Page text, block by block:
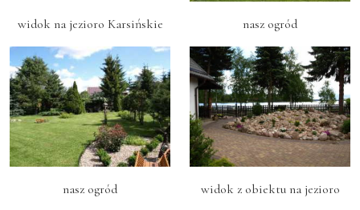
widok na jezioro Karsińskie nasz ogród
nasz ogród widok z obiektu na jezioro